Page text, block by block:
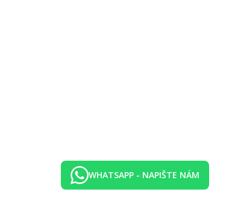
WHATSAPP - NAPIŠTE NÁM